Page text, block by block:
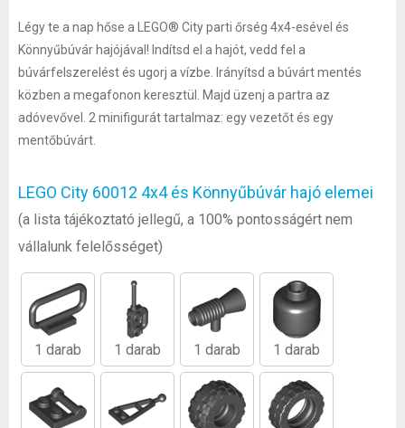
Légy te a nap hőse a LEGO® City parti őrség 4x4-esével és
Könnyűbúvár hajójával! Indítsd el a hajót, vedd fel a
búvárfelszerelést és ugorj a vízbe. Irányítsd a búvárt mentés
közben a megafonon keresztül. Majd üzenj a partra az
adóvevővel. 2 minifigurát tartalmaz: egy vezetőt és egy
mentőbúvárt.
LEGO City 60012 4x4 és Könnyűbúvár hajó elemei
(a lista tájékoztató jellegű, a 100% pontosságért nem
vállalunk felelősséget)
1 darab 1 darab 1 darab 1 darab